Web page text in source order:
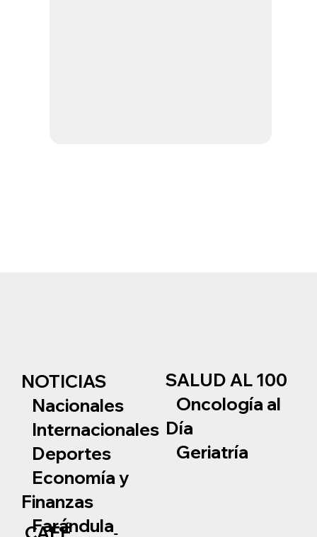
NOTICIAS
Nacionales
Internacionales
Deportes
Economía y
Finanzas
Farándula
SALUD AL 100
Oncología al
Día
Geriatría
CAFÉ